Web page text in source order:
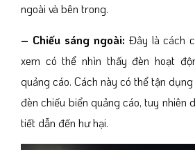
ngoài và bên trong.
– Chiếu sáng ngoài: Đây là cách
xem có thể nhìn thấy đèn hoạt
quảng cáo. Cách này có thể tận
đèn chiếu biển quảng cáo, tuy nhiên
tiết dẫn đến hư hại.